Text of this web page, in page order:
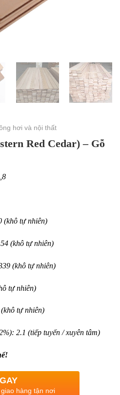
hơi và nội thất
Red Cedar) – Gỗ
(khô tự nhiên)
(khô tự nhiên)
(khô tự nhiên)
tự nhiên)
tự nhiên)
2.1 (tiếp tuyến / xuyên tâm)
hàng tận nơi